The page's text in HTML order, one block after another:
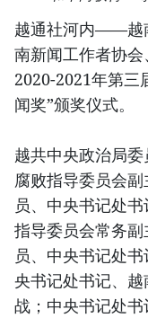
越通社河内——越
南新闻工作者协
2020-2021年第三
闻奖”颁奖仪式。
越共中央政治局
腐败指导委员会
员、中央书记处
指导委员会常务
员、中央书记处
央书记处书记、
战；中央书记处